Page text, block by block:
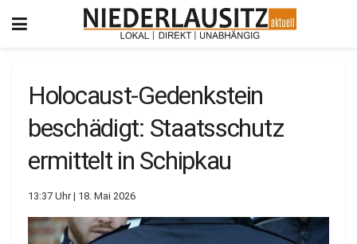
Holocaust-Gedenkstein
beschädigt: Staatsschutz
ermittelt in Schipkau
13:37 Uhr | 18. Mai 2026